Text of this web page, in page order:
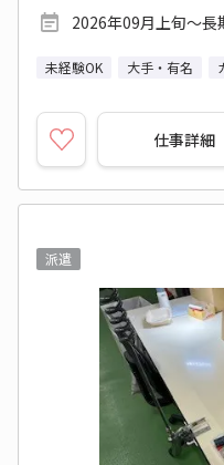
2026年09月上旬～長
未経験OK 大手・有名
仕事詳細
派遣